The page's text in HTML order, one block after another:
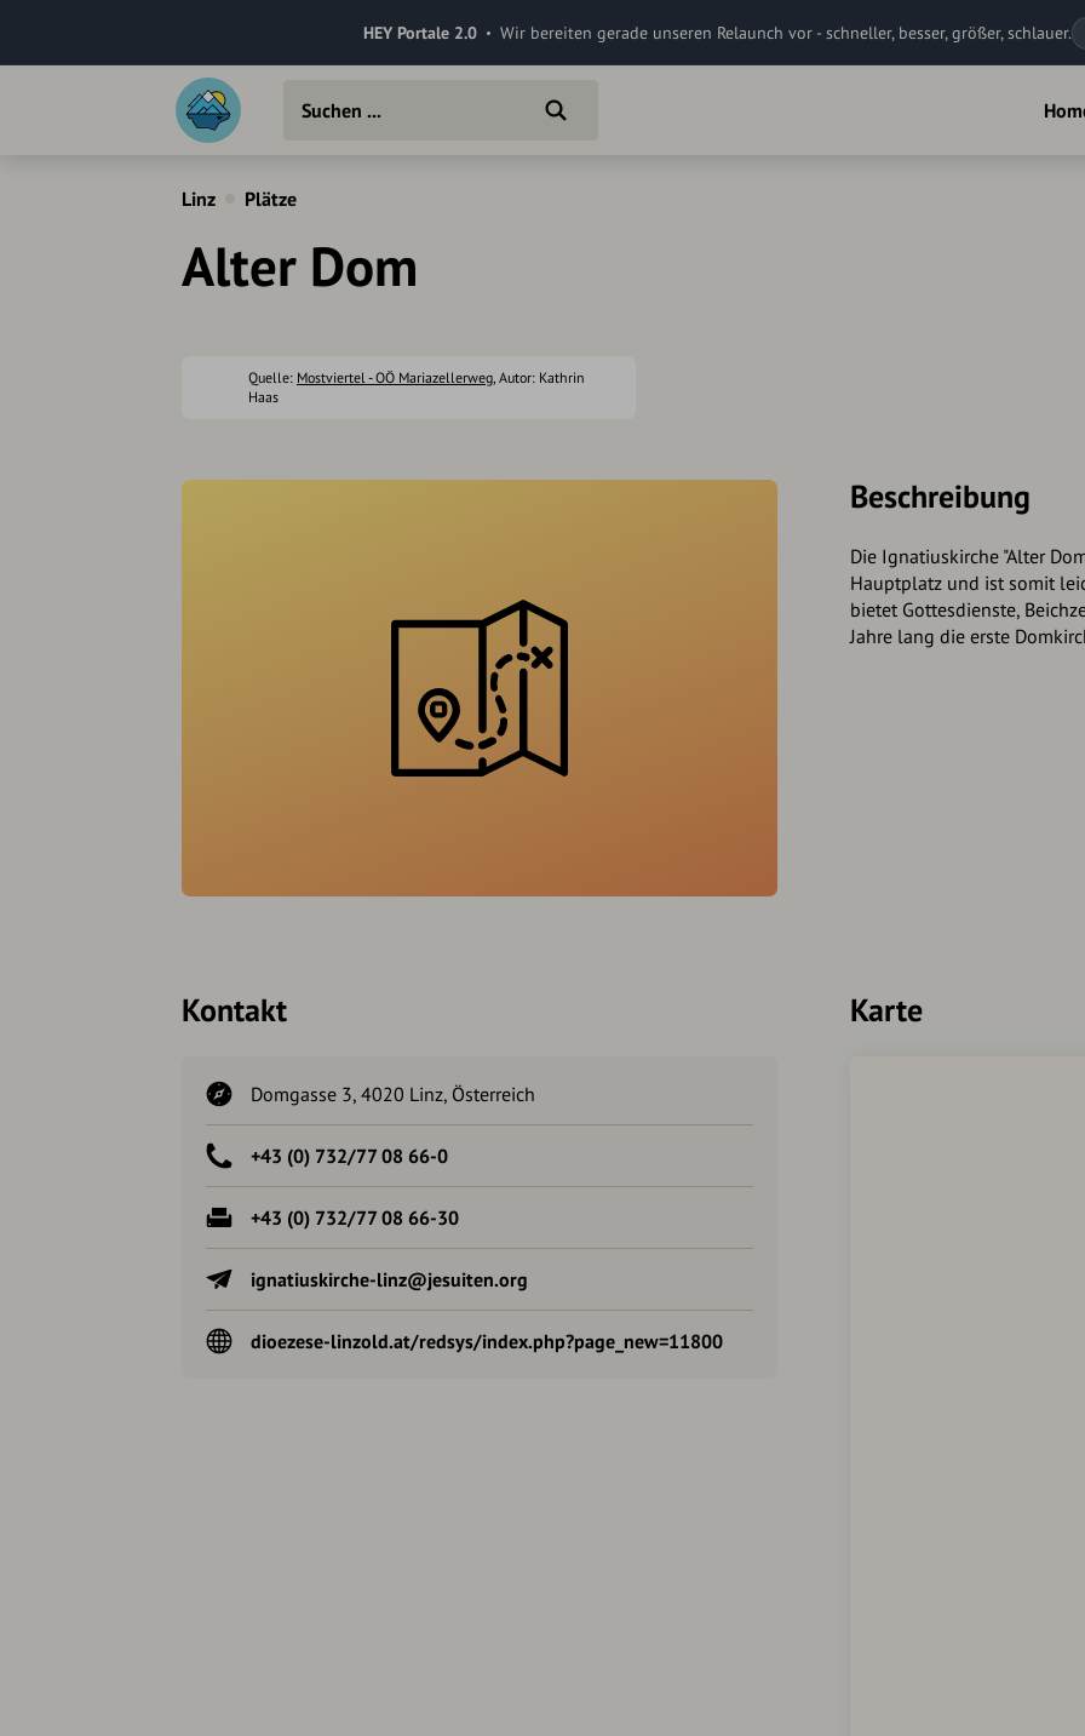
HEY Portale 2.0 Wir bereiten gerade unseren Relaunch vor - schneller, besser, größer, schlauer.
Linz Plätze
Alter Dom
Quelle: Mostviertel - OÖ Mariazellerweg, Autor: Kathrin
Haas
Beschreibung
Die Ignatiuskirche "Alter
Hauptplatz und ist somit
bietet Gottesdienste,
Jahre lang die erste
Kontakt
Domgasse 3, 4020 Linz, Österreich
+43 (0) 732/77 08 66-0
+43 (0) 732/77 08 66-30
ignatiuskirche-linz@jesuiten.org
dioezese-linzold.at/redsys/index.php?page_new=11800
Karte